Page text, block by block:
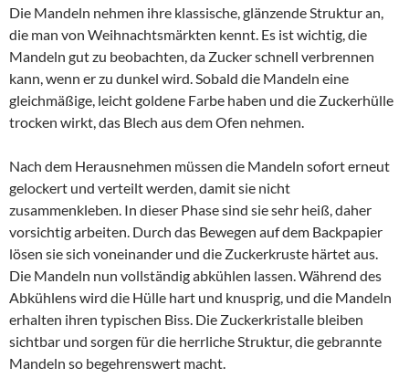
Die Mandeln nehmen ihre klassische, glänzende Struktur an,
die man von Weihnachtsmärkten kennt. Es ist wichtig, die
Mandeln gut zu beobachten, da Zucker schnell verbrennen
kann, wenn er zu dunkel wird. Sobald die Mandeln eine
gleichmäßige, leicht goldene Farbe haben und die Zuckerhülle
trocken wirkt, das Blech aus dem Ofen nehmen.
Nach dem Herausnehmen müssen die Mandeln sofort erneut
gelockert und verteilt werden, damit sie nicht
zusammenkleben. In dieser Phase sind sie sehr heiß, daher
vorsichtig arbeiten. Durch das Bewegen auf dem Backpapier
lösen sie sich voneinander und die Zuckerkruste härtet aus.
Die Mandeln nun vollständig abkühlen lassen. Während des
Abkühlens wird die Hülle hart und knusprig, und die Mandeln
erhalten ihren typischen Biss. Die Zuckerkristalle bleiben
sichtbar und sorgen für die herrliche Struktur, die gebrannte
Mandeln so begehrenswert macht.